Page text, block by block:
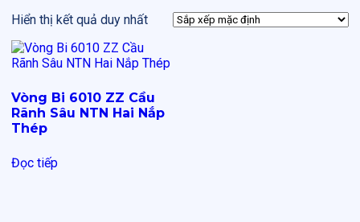
Hiển thị kết quả duy nhất
Vòng Bi 6010 ZZ Cầu
Rãnh Sâu NTN Hai Nắp
Thép
Đọc tiếp